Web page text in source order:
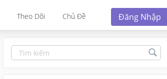
Theo Dõi Chủ Đề Đăng Nhập